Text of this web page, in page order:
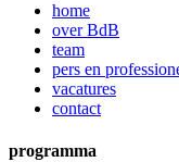
home
over BdB
team
pers en
vacatures
contact
programma